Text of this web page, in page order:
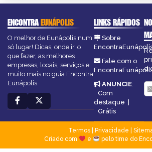
ENCONTRAEUNÁPOLIS
O melhor de Eunápolis num
só lugar! Dicas, onde ir, o
que fazer, as melhores
empresas, locais, serviços e
muito mais no guia Encontra
Eunápolis.
LINKS RÁPIDOS
Sobre
Fale com o
ANUNCIE:
Com
destaque
Grátis
Termos| Privacidade
Criado com
e pelo time do